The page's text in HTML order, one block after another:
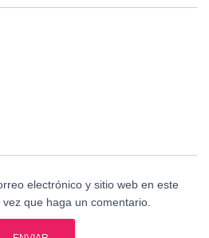
electrónico y sitio web en este
que haga un comentario.